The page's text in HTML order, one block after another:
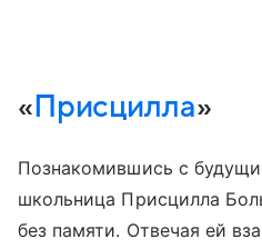
« Присцилла»
Познакомившись с
школьница Присцилла
без памяти. Отвечая ей